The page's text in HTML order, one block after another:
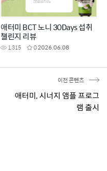
애터미 BCT 노니 30Days 섭취
챌린지 리뷰
1,315 02026.06.08
이전 콘텐츠
애터미, 시너지 앰플 프로그
램 출시